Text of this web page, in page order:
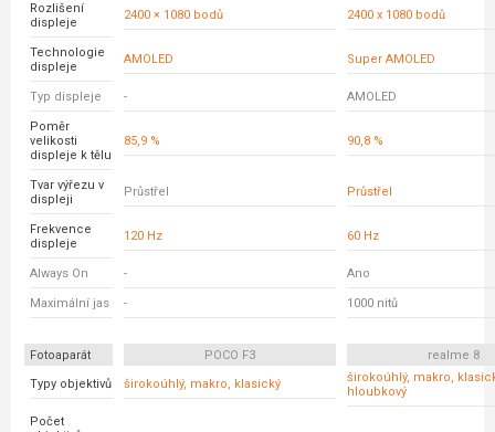
Rozlišení
displeje
2400 × 1080 bodů 2400 x 1080 bodů
Technologie
displeje
AMOLED Super AMOLED
Typ displeje - AMOLED
Poměr
velikosti
displeje k tělu
85,9 % 90,8 %
Tvar výřezu v
displeji
Průstřel Průstřel
Frekvence
displeje
120 Hz 60 Hz
Always On - Ano
Maximální jas - 1000 nitů
Fotoaparát POCO F3
realme 8
Typy objektivů
širokoúhlý, makro, klasický
širokoúhlý, makro,
hloubkový
Počet